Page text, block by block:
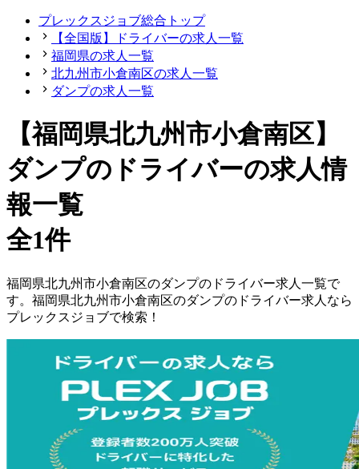
プレックスジョブ総合トップ
【全国版】ドライバーの求人一覧
福岡県の求人一覧
北九州市小倉南区の求人一覧
ダンプの求人一覧
【福岡県北九州市小倉南区】
ダンプのドライバーの求人情
報一覧
全1件
福岡県北九州市小倉南区のダンプの ドライバー求人一覧で
す。 福岡県北九州市小倉南区のダンプの ドライバー求人なら
プレックスジョブで検索！